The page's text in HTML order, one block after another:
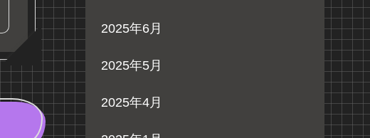
2025年6月
2025年5月
2025年4月